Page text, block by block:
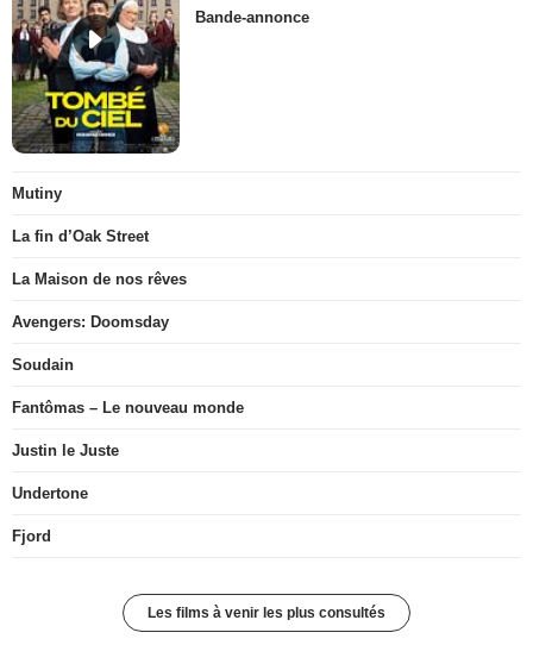
Bande-annonce
Mutiny
La fin d’Oak Street
La Maison de nos rêves
Avengers: Doomsday
Soudain
Fantômas – Le nouveau monde
Justin le Juste
Undertone
Fjord
Les films à venir les plus consultés